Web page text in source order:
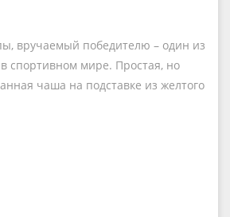
вручаемый победителю – один из
спортивном мире. Простая, но
чаша на подставке из желтого